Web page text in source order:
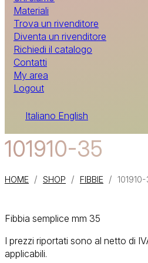
Materiali
Trova un rivenditore
Diventa un rivenditore
Richiedi il catalogo
Contatti
My area
Logout
Italiano English
101910-35
HOME / SHOP / FIBBIE /
Fibbia semplice mm 35
I prezzi riportati sono al netto di
applicabili.